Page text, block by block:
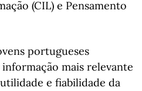
(CIL) e Pensamento
portugueses
mais relevante
e fiabilidade da